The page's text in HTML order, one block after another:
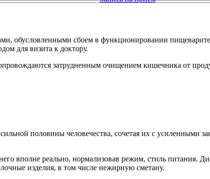
обусловленными сбоем в функционировании
для визита к доктору.
затрудненным очищением кишечника от
половины человечества, сочетая их с усиленными
вполне реально, нормализовав режим, стиль питания.
изделия, в том числе нежирную сметану.